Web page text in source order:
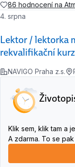
86 hodnocení na
Lektor / lektorka
rekvalifikační
4. srpna
NAVIGO Praha z.s.
Klik sem, klik tam a
A zdarma. To se